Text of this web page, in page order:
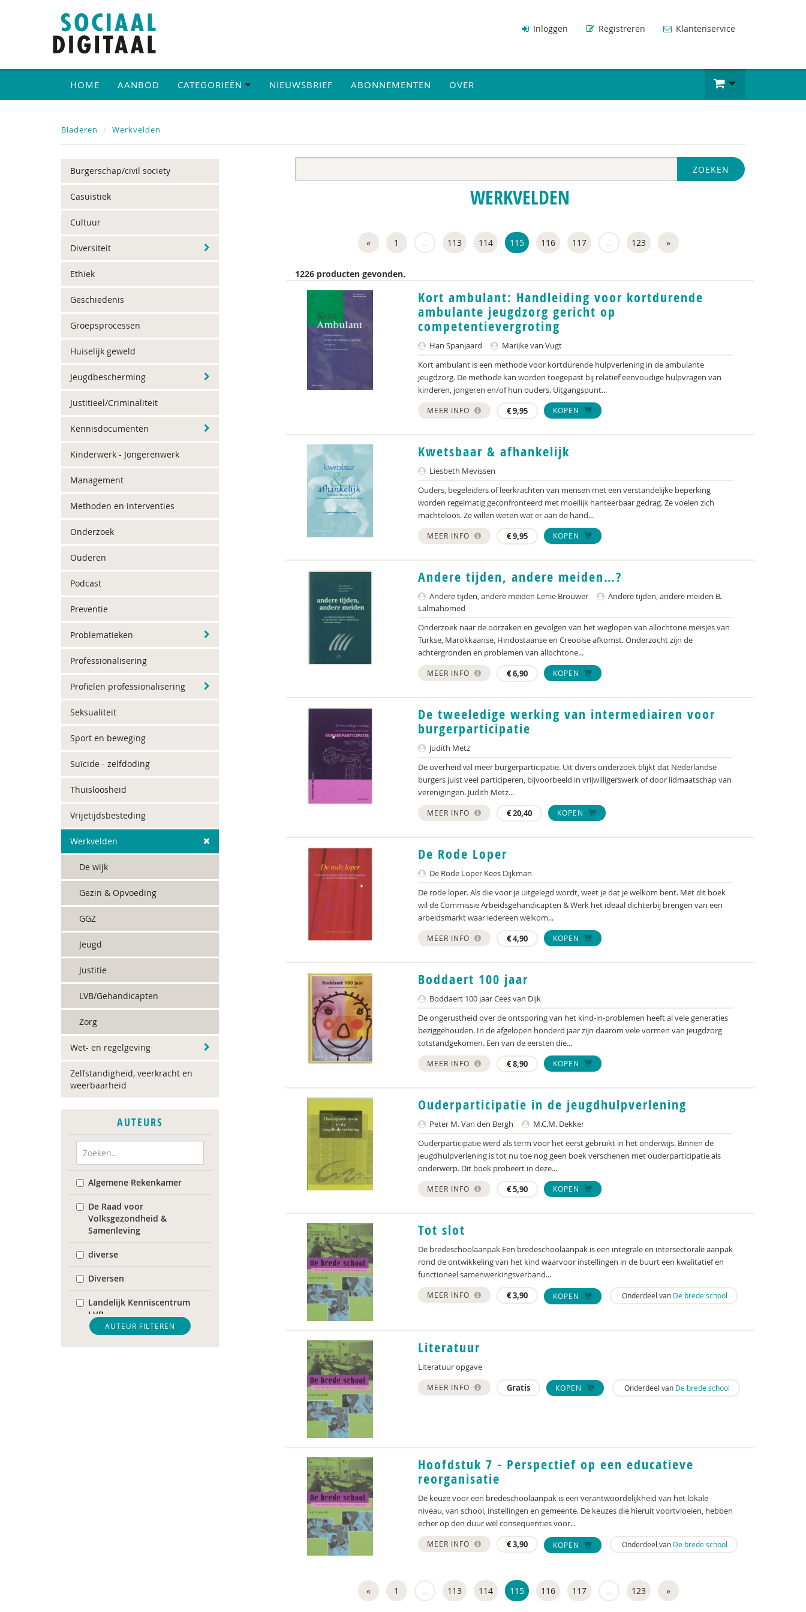
Inloggen Registreren Klantenservice
HOME AANBOD CATEGORIEËN NIEUWSBRIEF ABONNEMENTEN OVER
Bladeren Werkvelden
Burgerschap/civil society
Casuïstiek
Cultuur
Diversiteit
Ethiek
Geschiedenis
Groepsprocessen
Huiselijk geweld
Jeugdbescherming
Justitieel/Criminaliteit
Kennisdocumenten
Kinderwerk - Jongerenwerk
Management
Methoden en interventies
Onderzoek
Ouderen
Podcast
Preventie
Problematieken
Professionalisering
Profielen professionalisering
Seksualiteit
Sport en beweging
Suïcide - zelfdoding
Thuisloosheid
Vrijetijdsbesteding
Werkvelden
De wijk
Gezin & Opvoeding
GGZ
Jeugd
Justitie
LVB/Gehandicapten
Zorg
Wet- en regelgeving
Zelfstandigheid, veerkracht en
weerbaarheid
AUTEURS
Algemene Rekenkamer
De Raad voor
Volksgezondheid &
Samenleving
diverse
Diversen
Landelijk Kenniscentrum
LVB
Mariëlle Bruning
AUTEUR FILTEREN
ZOEKEN
WERKVELDEN
« 1 .. 113 114 115 116 117 .. 123 »
1226 producten gevonden.
Kort ambulant: Handleiding voor kortdurende
ambulante jeugdzorg gericht op
competentievergroting
Han Spanjaard
Marijke van Vugt
Kort ambulant is een methode voor kortdurende hulpverlening in de ambulante
jeugdzorg. De methode kan worden toegepast bij relatief eenvoudige hulpvragen van
kinderen, jongeren en/of hun ouders. Uitgangspunt...
MEER INFO €9,95 KOPEN
Kwetsbaar & afhankelijk
Liesbeth Mevissen
Ouders, begeleiders of leerkrachten van mensen met een verstandelijke beperking
worden regelmatig geconfronteerd met moeilijk hanteerbaar gedrag. Ze voelen zich
machteloos. Ze willen weten wat er aan de hand...
MEER INFO €9,95 KOPEN
Andere tijden, andere meiden…?
Andere tijden, andere meiden Lenie Brouwer
Andere tijden, andere meiden B.
Lalmahomed
Onderzoek naar de oorzaken en gevolgen van het weglopen van allochtone meisjes van
Turkse, Marokkaanse, Hindostaanse en Creoolse afkomst. Onderzocht zijn de
achtergronden en problemen van allochtone...
MEER INFO €6,90 KOPEN
De tweeledige werking van intermediairen voor
burgerparticipatie
Judith Metz
De overheid wil meer burgerparticipatie. Uit divers onderzoek blijkt dat Nederlandse
burgers juist veel participeren, bijvoorbeeld in vrijwilligerswerk of door lidmaatschap van
verenigingen. Judith Metz...
MEER INFO €20,40 KOPEN
De Rode Loper
De Rode Loper Kees Dijkman
De rode loper. Als die voor je uitgelegd wordt, weet je dat je welkom bent. Met dit boek
wil de Commissie Arbeidsgehandicapten & Werk het ideaal dichterbij brengen van een
arbeidsmarkt waar iedereen welkom...
MEER INFO €4,90 KOPEN
Boddaert 100 jaar
Boddaert 100 jaar Cees van Dijk
De ongerustheid over de ontsporing van het kind-in-problemen heeft al vele generaties
beziggehouden. In de afgelopen honderd jaar zijn daarom vele vormen van jeugdzorg
totstandgekomen. Een van de eersten die...
MEER INFO €8,90 KOPEN
Ouderparticipatie in de jeugdhulpverlening
Peter M. Van den Bergh
M.C.M. Dekker
Ouderparticipatie werd als term voor het eerst gebruikt in het onderwijs. Binnen de
jeugdhulpverlening is tot nu toe nog geen boek verschenen met ouderparticipatie als
onderwerp. Dit boek probeert in deze...
MEER INFO €5,90 KOPEN
Tot slot
De bredeschoolaanpak Een bredeschoolaanpak is een integrale en intersectorale aanpak
rond de ontwikkeling van het kind waarvoor instellingen in de buurt een kwalitatief en
functioneel samenwerkingsverband...
MEER INFO €3,90 KOPEN Onderdeel van De brede school
Literatuur
Literatuur opgave
MEER INFO Gratis KOPEN Onderdeel van De brede school
Hoofdstuk 7 - Perspectief op een educatieve
reorganisatie
De keuze voor een bredeschoolaanpak is een verantwoordelijkheid van het lokale
niveau, van school, instellingen en gemeente. De keuzes die hieruit voortvloeien, hebben
echer op den duur wel consequenties voor...
MEER INFO €3,90 KOPEN Onderdeel van De brede school
« 1 .. 113 114 115 116 117 .. 123 »